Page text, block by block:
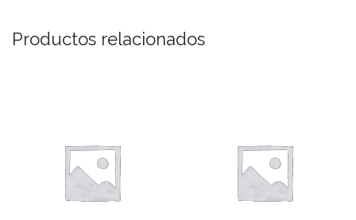
Productos relacionados